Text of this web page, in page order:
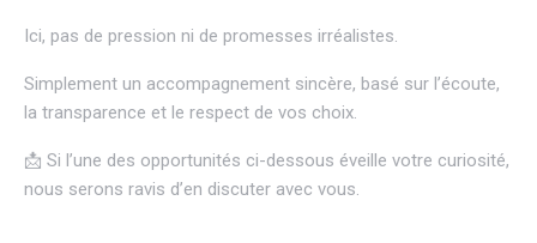
Ici, pas de pression ni de promesses irréalistes.
Simplement un accompagnement sincère, basé sur l’écoute,
la transparence et le respect de vos choix.
📩 Si l’une des opportunités ci-dessous éveille votre curiosité,
nous serons ravis d’en discuter avec vous.